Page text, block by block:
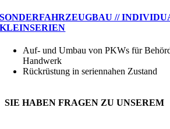
SONDERFAHRZEUGBAU //
KLEINSERIEN
Auf- und Umbau von PKWs für
Handwerk
Rückrüstung in seriennahen Zustand
SIE HABEN FRAGEN ZU UNSEREM